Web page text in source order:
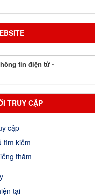
TRUY CẬP
cập
tìm kiếm
thăm
tại